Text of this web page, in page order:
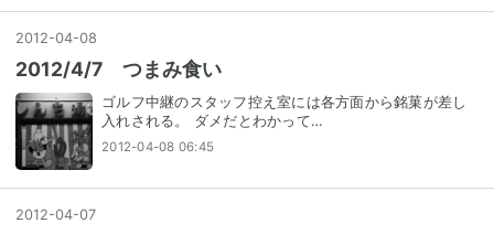
2012-04-08
2012/4/7 つまみ食い
ゴルフ中継のスタッフ控え室には各方面から銘菓が差し
入れされる。 ダメだとわかって…
2012-04-08 06:45
2012-04-07